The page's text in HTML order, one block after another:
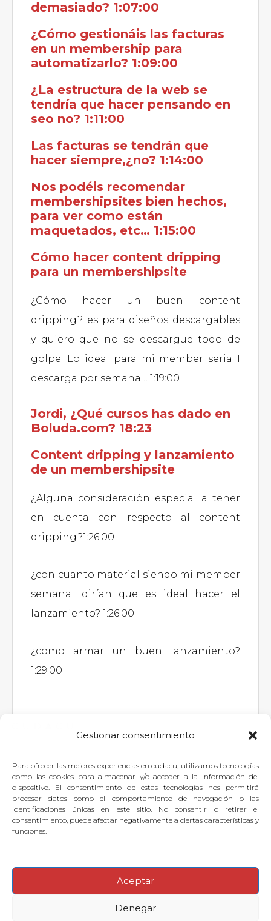
Gestionar consentimiento
Para ofrecer las mejores experiencias en cudacu, utilizamos tecnologías
como las cookies para almacenar y/o acceder a la información del
dispositivo. El consentimiento de estas tecnologías nos permitirá
procesar datos como el comportamiento de navegación o las
identificaciones únicas en este sitio. No consentir o retirar el
consentimiento, puede afectar negativamente a ciertas características y
funciones.
Aceptar
Denegar
demasiado? 1:07:00
¿Cómo gestionáis las facturas
en un membership para
automatizarlo? 1:09:00
¿La estructura de la web se
tendría que hacer pensando en
seo no? 1:11:00
Las facturas se tendrán que
hacer siempre,¿no? 1:14:00
Nos podéis recomendar
membershipsites bien hechos,
para ver como están
maquetados, etc… 1:15:00
Cómo hacer content dripping
para un membershipsite
¿Cómo hacer un buen content
dripping? es para diseños descargables
y quiero que no se descargue todo de
golpe. Lo ideal para mi member seria 1
descarga por semana… 1:19:00
Jordi, ¿Qué cursos has dado en
Boluda.com? 18:23
Content dripping y lanzamiento
de un membershipsite
¿Alguna consideración especial a tener
en cuenta con respecto al content
dripping?1:26:00
¿con cuanto material siendo mi member
semanal dirían que es ideal hacer el
lanzamiento? 1:26:00
¿como armar un buen lanzamiento?
1:29:00
Si quieres dejar tu pregunta para
el experto, puedesidentificarteo
suscribirte.
© 2026